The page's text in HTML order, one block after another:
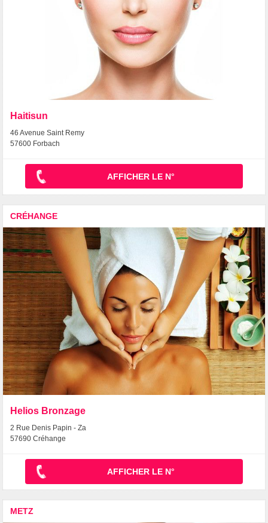
Haitisun
46 Avenue Saint Remy
57600 Forbach
AFFICHER LE N°
CRÉHANGE
Helios Bronzage
2 Rue Denis Papin - Za
57690 Créhange
AFFICHER LE N°
METZ